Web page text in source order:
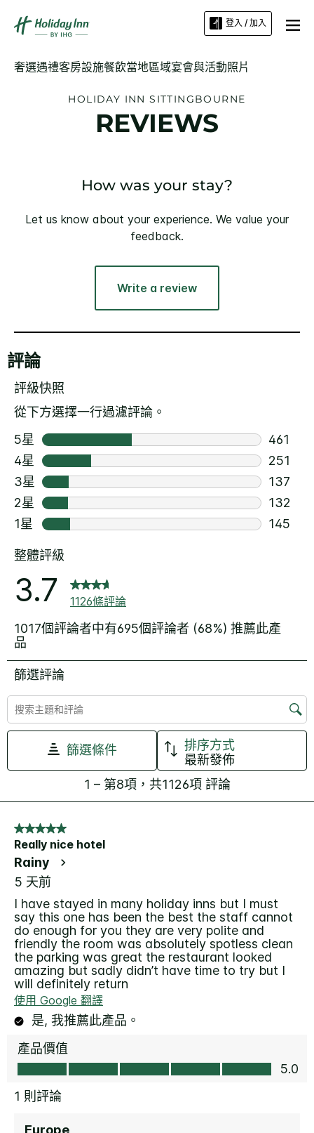
登入 / 加入
奢選遇禮客房設施餐飲當地區域宴會與活動照片
HOLIDAY INN SITTINGBOURNE
REVIEWS
How was your stay?
Let us know about your experience. We value your
feedback.
Write a review